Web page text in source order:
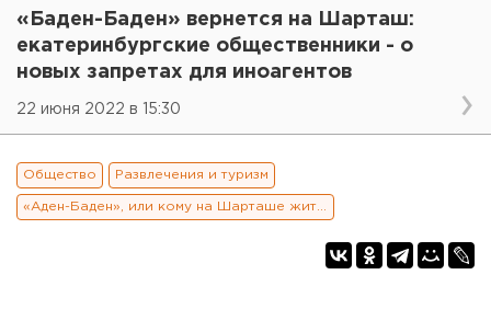
«Баден-Баден» вернется на Шарташ:
екатеринбургские общественники - о
новых запретах для иноагентов
22 июня 2022 в 15:30
Общество Развлечения и туризм